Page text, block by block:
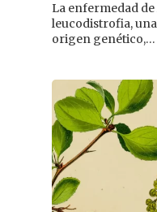
La enfermedad
leucodistrofia,
origen genético,…